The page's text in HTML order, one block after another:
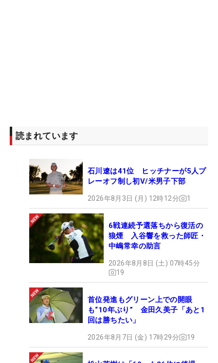
読まれています
石川遼は41位 ヒッチナーが5人プ
レーオフ制し初V/米男子下部
2026年8月3日 (月) 12時12分 1
6戦連続予選落ちから復活の
狼煙 入谷響を救った師匠・
中嶋常幸の助言
2026年8月8日 (土) 07時45分
19
首位発進もグリーン上での開眼
も“10年ぶり” 金田久美子「あと1
回は勝ちたい」
2026年8月7日 (金) 17時29分 19